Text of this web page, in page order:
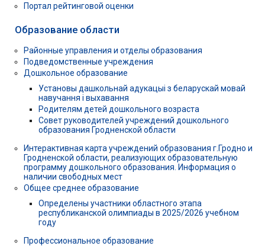
Портал рейтинговой оценки
Образование области
Районные управления и отделы образования
Подведомственные учреждения
Дошкольное образование
Установы дашкольнай адукацыі з беларускай мовай
навучання і выхавання
Родителям детей дошкольного возраста
Совет руководителей учреждений дошкольного
образования Гродненской области
Интерактивная карта учреждений образования г.Гродно и
Гродненской области, реализующих образовательную
программу дошкольного образования. Информация о
наличии свободных мест
Общее среднее образование
Определены участники областного этапа
республиканской олимпиады в 2025/2026 учебном
году
Профессиональное образование